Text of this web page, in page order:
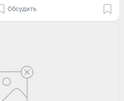
Обсудить